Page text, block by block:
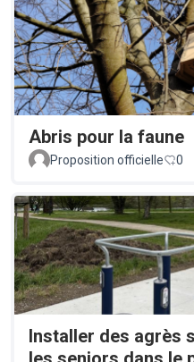
Abris pour la faune
Proposition officielle
0
Installer des agrès